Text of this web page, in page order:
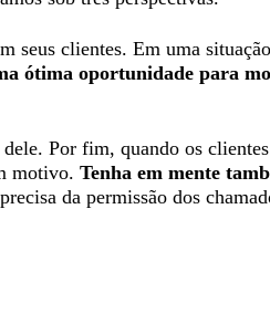
seus clientes. Em uma
ótima oportunidade para
Por fim, quando os clientes
motivo. Tenha em mente
da permissão dos